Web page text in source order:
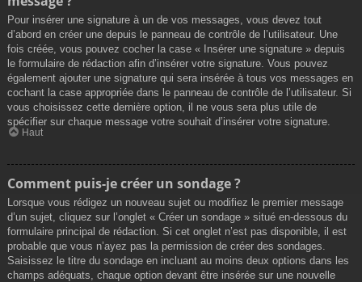
Pour insérer une signature à un de vos messages, vous devez tout
d’abord en créer une depuis le panneau de contrôle de l’utilisateur. Une
fois créée, vous pouvez cocher la case « Insérer une signature » depuis
le formulaire de rédaction afin d’insérer votre signature. Vous pouvez
également ajouter une signature qui sera insérée à tous vos messages en
cochant la case appropriée dans le panneau de contrôle de l’utilisateur. Si
vous choisissez cette dernière option, il ne vous sera plus utile de
spécifier sur chaque message votre souhait d’insérer votre signature.
Haut
Comment puis-je créer un sondage ?
Lorsque vous rédigez un nouveau sujet ou modifiez le premier message
d’un sujet, cliquez sur l’onglet « Créer un sondage » situé en-dessous du
formulaire principal de rédaction. Si cet onglet n’est pas disponible, il est
probable que vous n’ayez pas la permission de créer des sondages.
Saisissez le titre du sondage en incluant au moins deux options dans les
champs adéquats, chaque option devant être insérée sur une nouvelle